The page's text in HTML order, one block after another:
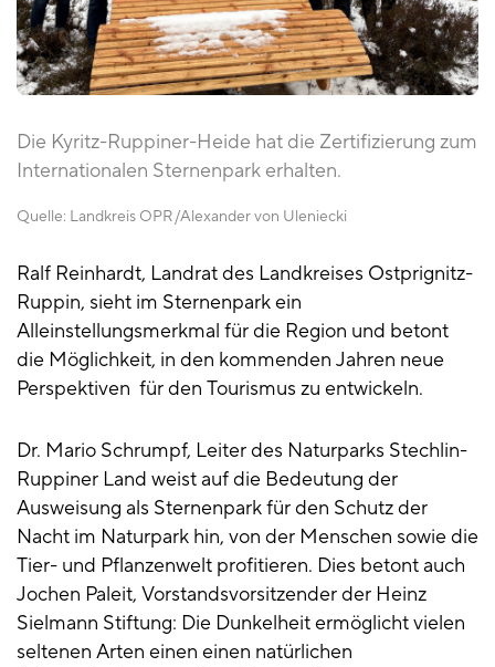
Die Kyritz-Ruppiner-Heide hat die Zertifizierung zum
Internationalen Sternenpark erhalten.
Quelle: Landkreis OPR Alexander von Uleniecki
Ralf Reinhardt, Landrat des Landkreises Ostprignitz-
Ruppin, sieht im Sternenpark ein
Alleinstellungsmerkmal für die Region und betont
die Möglichkeit, in den kommenden Jahren neue
Perspektiven für den Tourismus zu entwickeln.
Dr. Mario Schrumpf, Leiter des Naturparks Stechlin-
Ruppiner Land weist auf die Bedeutung der
Ausweisung als Sternenpark für den Schutz der
Nacht im Naturpark hin, von der Menschen sowie die
Tier- und Pflanzenwelt profitieren. Dies betont auch
Jochen Paleit, Vorstandsvorsitzender der Heinz
Sielmann Stiftung: Die Dunkelheit ermöglicht vielen
seltenen Arten einen einen natürlichen